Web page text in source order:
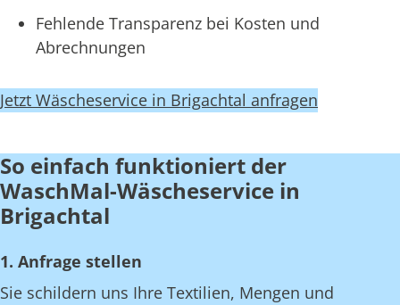
Fehlende Transparenz bei Kosten und
Abrechnungen
Jetzt Wäscheservice in Brigachtal anfragen
So einfach funktioniert der
WaschMal-Wäscheservice in
Brigachtal
1. Anfrage stellen
Sie schildern uns Ihre Textilien, Mengen und